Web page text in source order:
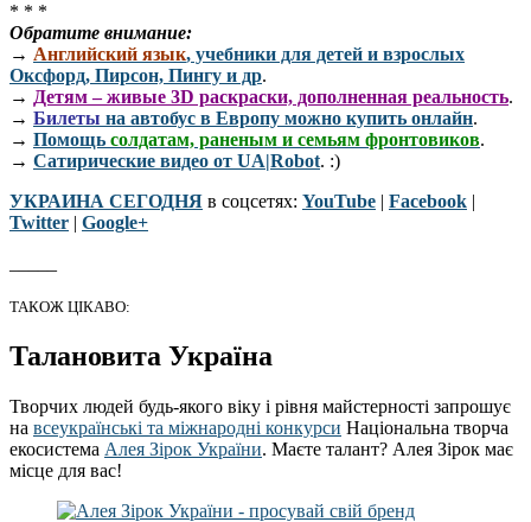
* * *
Обратите внимание:
→ Английский язык, учебники для детей и взрослых
Оксфорд, Пирсон, Пингу и др.
→ Детям – живые 3D раскраски, дополненная реальность.
→ Билеты на автобус в Европу можно купить онлайн.
→ Помощь солдатам, раненым и семьям фронтовиков.
→ Сатирические видео от UA|Robot. :)
УКРАИНА СЕГОДНЯ в соцсетях: YouTube | Facebook |
Twitter | Google+
ТАКОЖ ЦІКАВО:
Талановита Україна
Творчих людей будь-якого віку і рівня майстерності запрошує
на всеукраїнські та міжнародні конкурси Національна творча
екосистема Алея Зірок України. Маєте талант? Алея Зірок має
місце для вас!